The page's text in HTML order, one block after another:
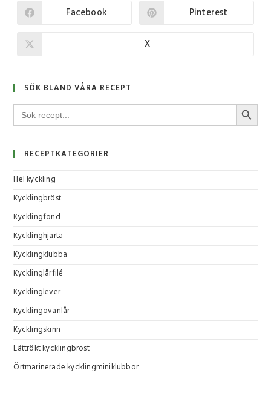
Facebook Pinterest
X
SÖK BLAND VÅRA RECEPT
Sök
efter:
RECEPTKATEGORIER
Hel kyckling
Kycklingbröst
Kycklingfond
Kycklinghjärta
Kycklingklubba
Kycklinglårfilé
Kycklinglever
Kycklingovanlår
Kycklingskinn
Lättrökt kycklingbröst
Örtmarinerade kycklingminiklubbor